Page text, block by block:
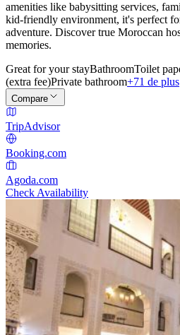
amenities like babysitting services,
kid-friendly environment, it's perfect
adventure. Discover true Moroccan
memories.
Great for your stayBathroomToilet
(extra fee)Private bathroom+71 de plus
Compare
TripAdvisor
Booking.com
Agoda.com
Check Availability